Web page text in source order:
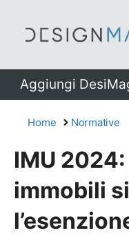
Aggiungi
Home Normative
IMU
immobili